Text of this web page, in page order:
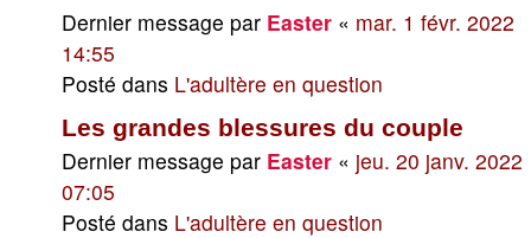
Dernier message par Easter « mar. 1 févr. 2022
14:55
Posté dans L'adultère en question
Les grandes blessures du couple
Dernier message par Easter « jeu. 20 janv. 2022
07:05
Posté dans L'adultère en question